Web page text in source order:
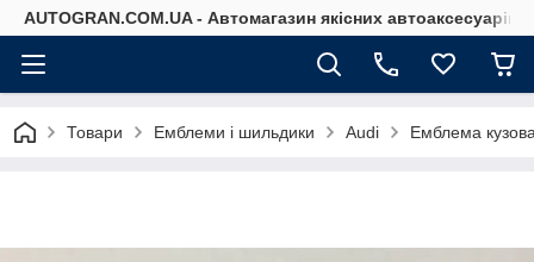
AUTOGRAN.COM.UA - Автомагазин якісних автоаксесуарів
Товари Емблеми і шильдики Audi Емблема